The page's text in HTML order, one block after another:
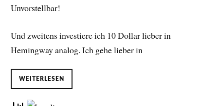
Unvorstellbar!
Und zweitens investiere ich 10 Dollar lieber in
Hemingway analog. Ich gehe lieber in
WEITERLESEN